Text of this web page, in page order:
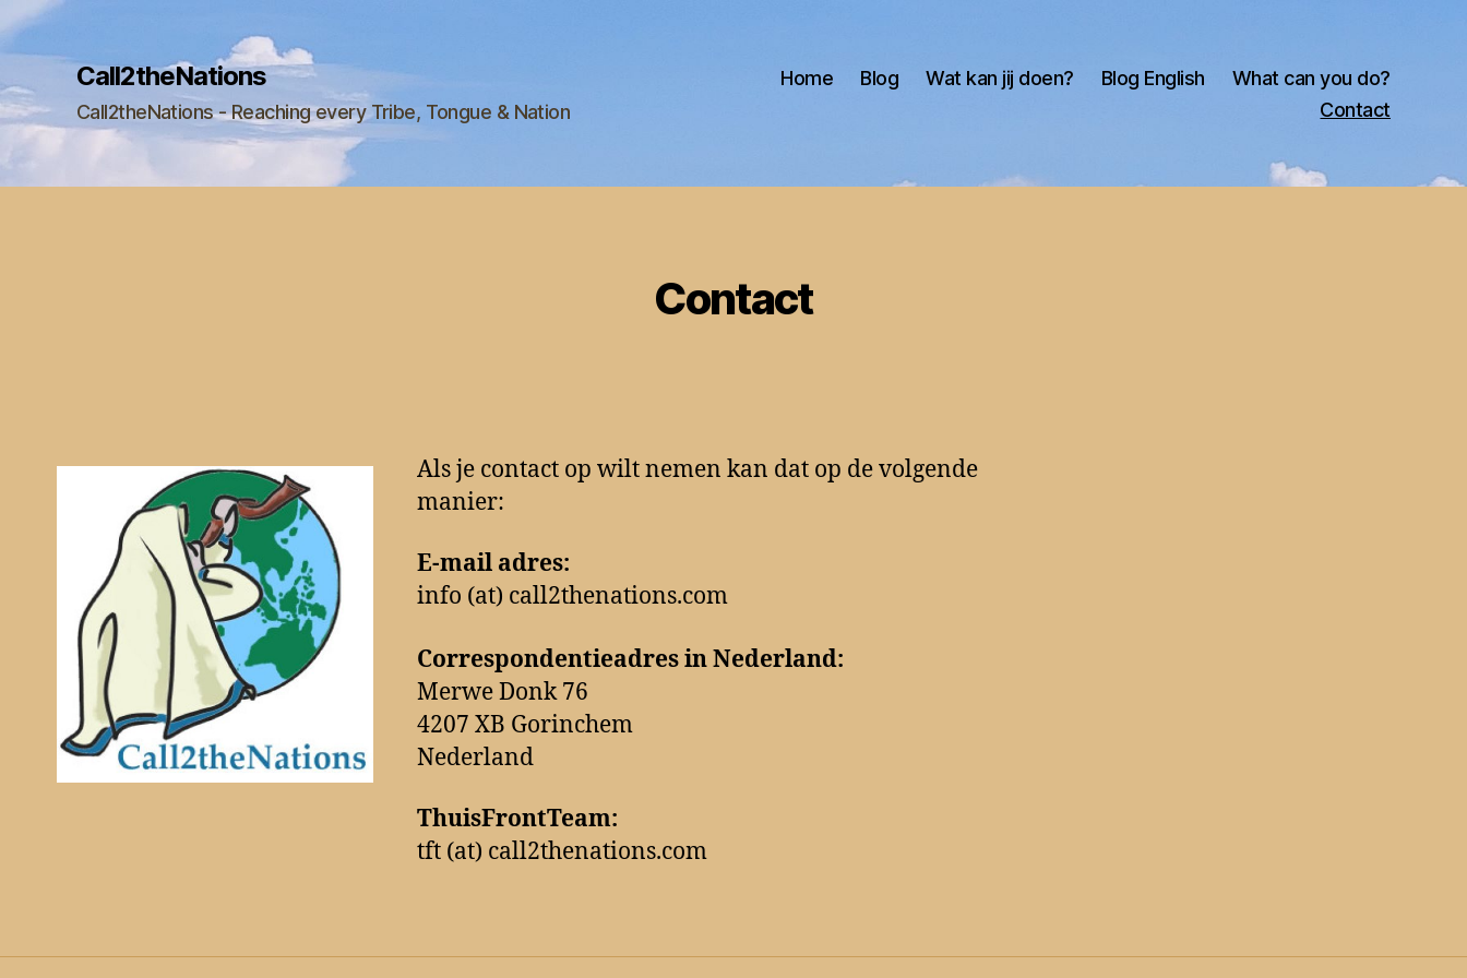
Call2theNations
Call2theNations - Reaching every Tribe, Tongue & Nation
Home Blog Wat kan jij doen? Blog English
What can you do?
Contact
Contact
Als je contact op wilt nemen kan dat op de volgende
manier:
E-mail adres:
info (at) call2thenations.com
Correspondentieadres in Nederland:
Merwe Donk 76
4207 XB Gorinchem
Nederland
ThuisFrontTeam:
tft (at) call2thenations.com